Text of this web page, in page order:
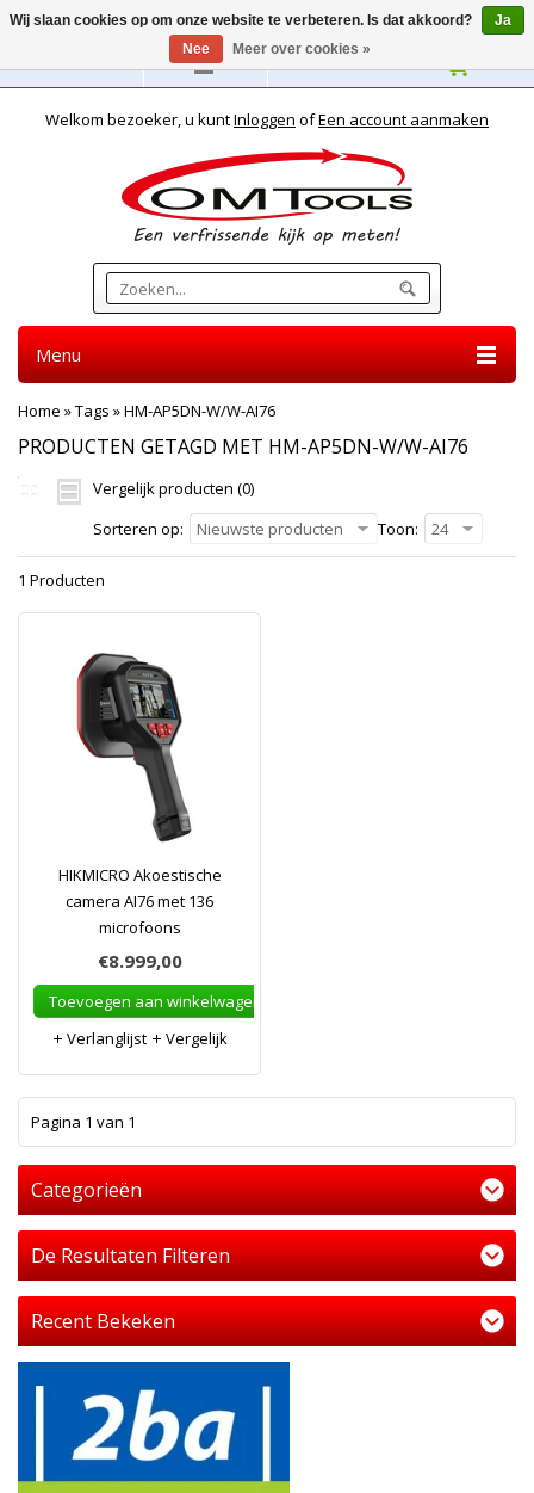
Nederlands
Welkom bezoeker, u kuntInloggen ofEen account aanmaken
Menu
Home »Tags »HM-AP5DN-W/W-AI76
PRODUCTEN GETAGD MET HM-AP5DN-W/W-AI76
Vergelijk producten (0)
Sorteren op:
Nieuwste producten Toon: 24
1 Producten
HIKMICRO Akoestische
camera AI76 met 136
microfoons
€8.999,00
Toevoegen aan winkelwagen
Verlanglijst
Vergelijk
Pagina 1 van 1
Categorieën
De Resultaten Filteren
Recent Bekeken
Wij slaan cookies op om onze website te verbeteren. Is dat akkoord?
Ja
Nee
Meer over cookies »